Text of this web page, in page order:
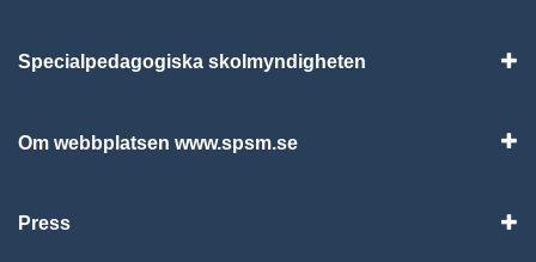
Specialpedagogiska skolmyndigheten
Om webbplatsen www.spsm.se
Press